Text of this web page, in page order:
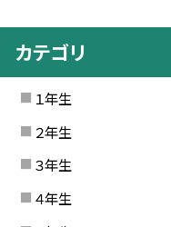
カテゴリ
１年生
２年生
３年生
４年生